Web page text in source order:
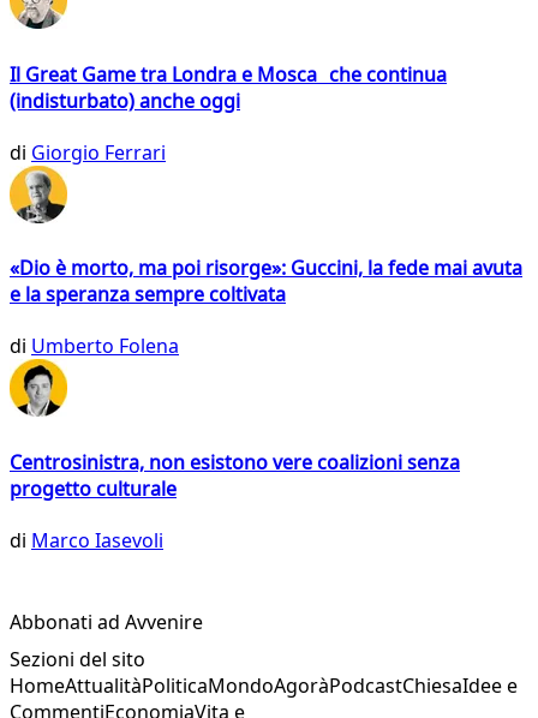
Il Great Game tra Londra e Mosca che continua
(indisturbato) anche oggi
di Giorgio Ferrari
«Dio è morto, ma poi risorge»: Guccini, la fede mai avuta
e la speranza sempre coltivata
di Umberto Folena
Centrosinistra, non esistono vere coalizioni senza
progetto culturale
di Marco Iasevoli
Abbonati ad Avvenire
Sezioni del sito
HomeAttualitàPoliticaMondoAgoràPodcastChiesaIdee e
CommentiEconomiaVita e